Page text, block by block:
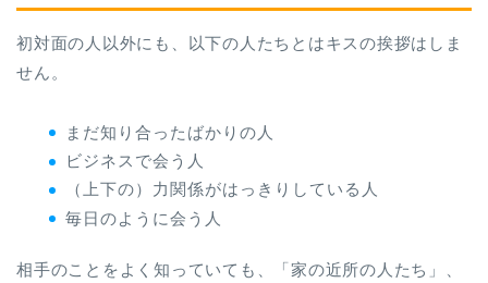
初対面の人以外にも、以下の人たちとはキスの挨拶はしま
せん。
まだ知り合ったばかりの人
ビジネスで会う人
（上下の）力関係がはっきりしている人
毎日のように会う人
相手のことをよく知っていても、「家の近所の人たち」、